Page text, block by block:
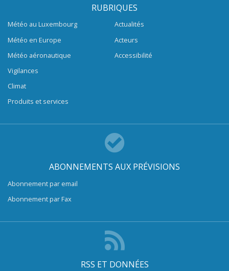
RUBRIQUES
Météo au Luxembourg
Météo en Europe
Météo aéronautique
Vigilances
Climat
Produits et services
Actualités
Acteurs
Accessibilité
ABONNEMENTS AUX PRÉVISIONS
Abonnement par email
Abonnement par Fax
RSS ET DONNÉES